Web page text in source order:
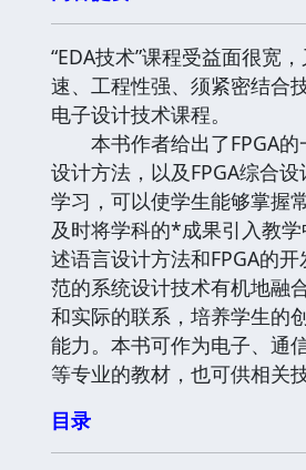
“EDA技术”课程受益面很宽
速、工程性强、须紧密结合
电子设计技术课程。
本书作者给出了FPGA的
设计方法，以及FPGA综合
学习，可以使学生能够掌握
及时将学科的*成果引入教
述语言设计方法和FPGA的
范的系统设计技术有机地融
和实际的联系，培养学生的
能力。本书可作为电子、通
等专业的教材，也可供相关
目录